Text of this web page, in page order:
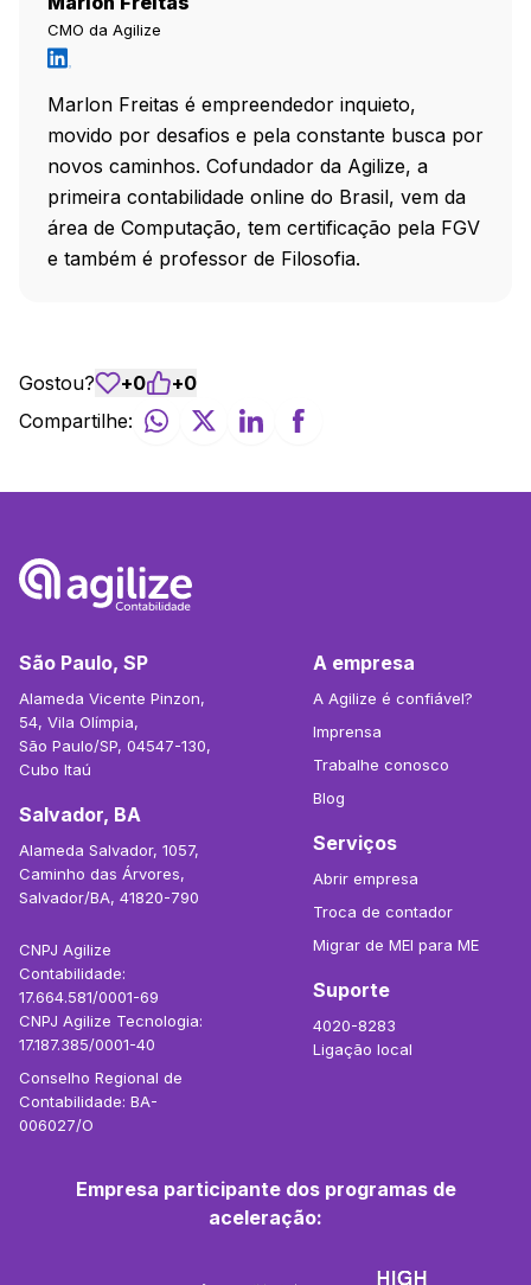
CMO da Agilize
Marlon Freitas é empreendedor inquieto,
movido por desafios e pela constante busca por
novos caminhos. Cofundador da Agilize, a
primeira contabilidade online do Brasil, vem da
área de Computação, tem certificação pela FGV
e também é professor de Filosofia.
Gostou? +0 +0
Compartilhe:
São Paulo, SP
Alameda Vicente Pinzon,
54, Vila Olímpia,
São Paulo/SP, 04547-130,
Cubo Itaú
Salvador, BA
Alameda Salvador, 1057,
Caminho das Árvores,
Salvador/BA, 41820-790
CNPJ Agilize
Contabilidade:
17.664.581/0001-69
CNPJ Agilize Tecnologia:
17.187.385/0001-40
Conselho Regional de
Contabilidade: BA-
006027/O
A empresa
A Agilize é confiável?
Imprensa
Trabalhe conosco
Blog
Serviços
Abrir empresa
Troca de contador
Migrar de MEI para ME
Suporte
4020-8283
Ligação local
Empresa participante dos programas de
aceleração: